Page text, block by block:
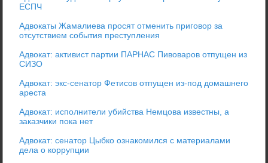
ЕСПЧ
Адвокаты Жамалиева просят отменить приговор за
отсутствием события преступления
Адвокат: активист партии ПАРНАС Пивоваров отпущен из
СИЗО
Адвокат: экс-сенатор Фетисов отпущен из-под домашнего
ареста
Адвокат: исполнители убийства Немцова известны, а
заказчики пока нет
Адвокат: сенатор Цыбко ознакомился с материалами
дела о коррупции